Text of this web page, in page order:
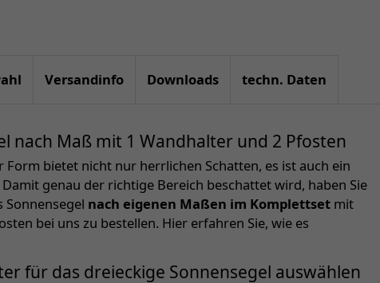
Versandinfo Downloads techn. Daten
nach Maß mit 1 Wandhalter und 2 Pfosten
Form bietet nicht nur herrlichen Schatten, es ist auch ein
genau der richtige Bereich beschattet wird, haben Sie
Sonnensegel nach eigenen Maßen im Komplettset mit
bei uns zu bestellen. Hier erfahren Sie, wie es
für das dreieckige Sonnensegel auswählen